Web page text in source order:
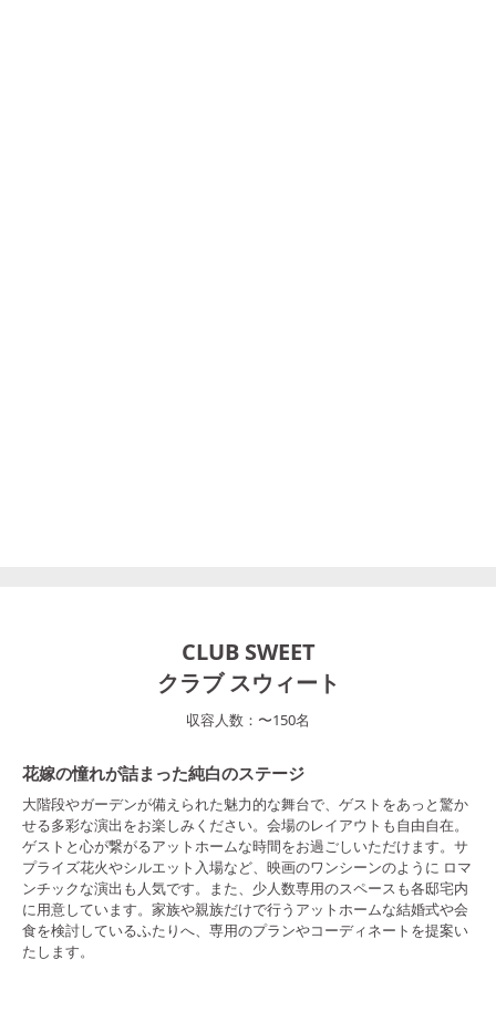
CLUB SWEET
クラブ スウィート
収容人数： 〜150名
花嫁の憧れが詰まった純白のステージ
大階段やガーデンが備えられた魅力的な舞台で、ゲストをあっと驚か
せる多彩な演出をお楽しみください。会場のレイアウトも自由自在。
ゲストと心が繋がるアットホームな時間をお過ごしいただけます。サ
プライズ花火やシルエット入場など、映画のワンシーンのように ロマ
ンチックな演出も人気です。また、少人数専用のスペースも各邸宅内
に用意しています。家族や親族だけで行うアットホームな結婚式や会
食を検討しているふたりへ、専用のプランやコーディネートを提案い
たします。